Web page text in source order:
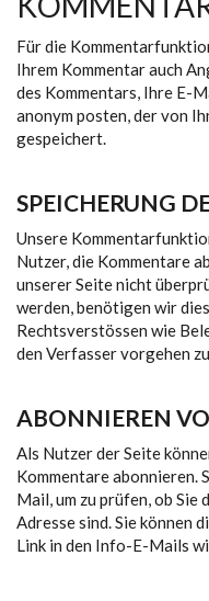
Für die
Ihrem Kommentar auch
des Kommentars, Ihre E-
anonym posten, der von
gespeichert.
SPEICHERUNG
Unsere
Nutzer, die Kommentare
unserer Seite nicht
werden, benötigen wir
Rechtsverstössen wie
den Verfasser vorgehen
ABONNIEREN
Als Nutzer der Seite
Kommentare abonnieren.
Mail, um zu prüfen, ob
Adresse sind. Sie können
Link in den Info-E-Mails